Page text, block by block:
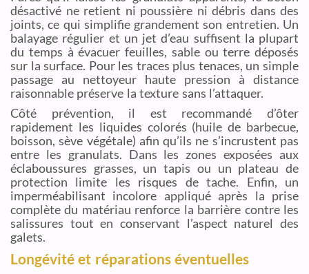
désactivé ne retient ni poussière ni débris dans des
joints, ce qui simplifie grandement son entretien. Un
balayage régulier et un jet d’eau suffisent la plupart
du temps à évacuer feuilles, sable ou terre déposés
sur la surface. Pour les traces plus tenaces, un simple
passage au nettoyeur haute pression à distance
raisonnable préserve la texture sans l’attaquer.
Côté prévention, il est recommandé d’ôter
rapidement les liquides colorés (huile de barbecue,
boisson, sève végétale) afin qu’ils ne s’incrustent pas
entre les granulats. Dans les zones exposées aux
éclaboussures grasses, un tapis ou un plateau de
protection limite les risques de tache. Enfin, un
imperméabilisant incolore appliqué après la prise
complète du matériau renforce la barrière contre les
salissures tout en conservant l’aspect naturel des
galets.
Longévité et réparations éventuelles